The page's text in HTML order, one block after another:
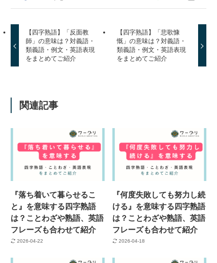
【四字熟語】「反面教
師」の意味は？対義語・
類義語・例文・英語表現
をまとめてご紹介
【四字熟語】「悲歌慷
慨」の意味は？対義語・
類義語・例文・英語表現
をまとめてご紹介
関連記事
『落ち着いて暮らせるこ
と』を意味する四字熟語
は？ことわざや熟語、英語
フレーズも合わせて紹介
2026-04-22
『何度失敗しても努力し続
ける』を意味する四字熟語
は？ことわざや熟語、英語
フレーズも合わせて紹介
2026-04-18